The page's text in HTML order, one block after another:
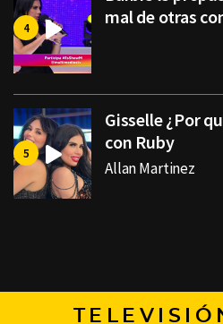
mal de otras
Gisselle ¿Por
con Ruby
Allan Martinez